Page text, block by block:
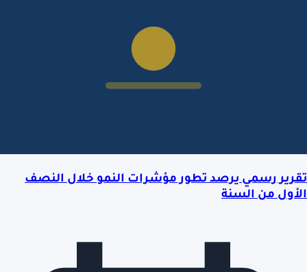
تقرير رسمي يرصد تطور مؤشرات النمو خلال النصف
الأول من السنة